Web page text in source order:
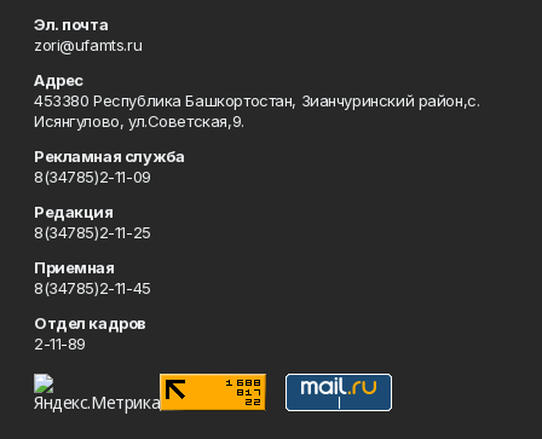
Эл. почта
zori@ufamts.ru
Адрес
453380 Республика Башкортостан, Зианчуринский район,с.
Исянгулово, ул.Советская,9.
Рекламная служба
8(34785)2-11-09
Редакция
8(34785)2-11-25
Приемная
8(34785)2-11-45
Отдел кадров
2-11-89